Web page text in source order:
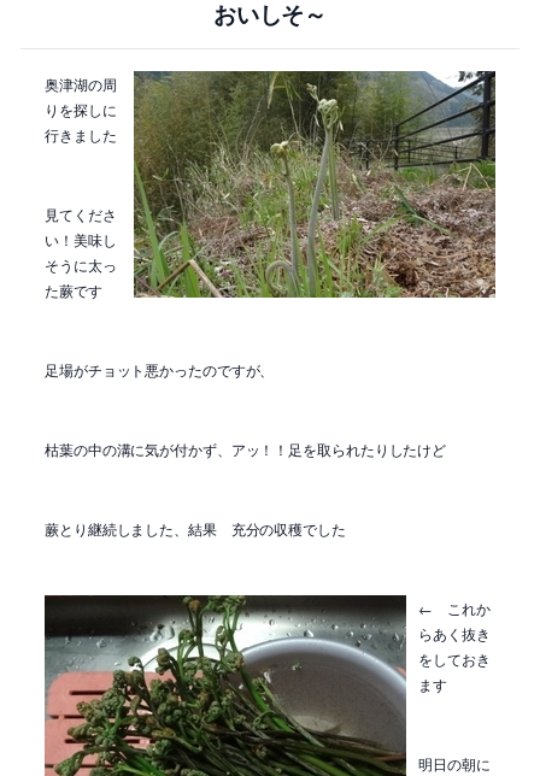
おいしそ～
奥津湖の周
りを探しに
行きました
見てくださ
い！美味し
そうに太っ
た蕨です
足場がチョット悪かったのですが、
枯葉の中の溝に気が付かず、アッ！！足を取られたりしたけど
蕨とり継続しました、結果 充分の収穫でした
← これか
らあく抜き
をしておき
ます
明日の朝に